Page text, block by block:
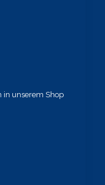
in unserem Shop